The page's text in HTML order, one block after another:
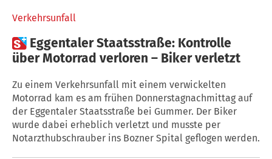
Verkehrsunfall
 Eggentaler Staatsstraße: Kontrolle
über Motorrad verloren – Biker verletzt
Zu einem Verkehrsunfall mit einem verwickelten
Motorrad kam es am frühen Donnerstagnachmittag auf
der Eggentaler Staatsstraße bei Gummer. Der Biker
wurde dabei erheblich verletzt und musste per
Notarzthubschrauber ins Bozner Spital geflogen werden.